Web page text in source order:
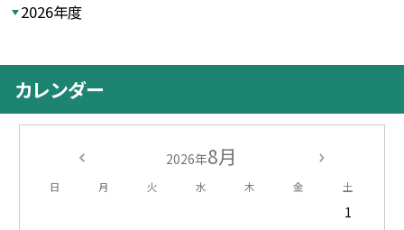
2026年度
カレンダー
2026年8月
日 月 火 水 木 金 土
1